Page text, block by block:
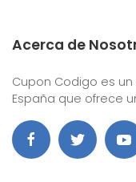
Acerca de
Cupon Codigo es
España que ofrece